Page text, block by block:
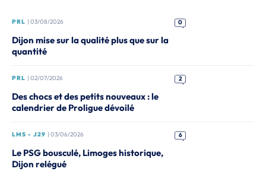
PRL | 03/08/2026 0
Dijon mise sur la qualité plus que sur la
quantité
PRL | 02/07/2026 2
Des chocs et des petits nouveaux : le
calendrier de Proligue dévoilé
LMS - J29 | 03/06/2026 6
Le PSG bousculé, Limoges historique,
Dijon relégué